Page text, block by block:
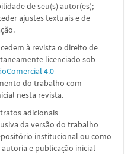
de seu(s) autor(es);
ajustes textuais e de
à revista o direito de
licenciado sob
4.0
do trabalho com
nesta revista.
adicionais
da versão do trabalho
institucional ou como
e publicação inicial